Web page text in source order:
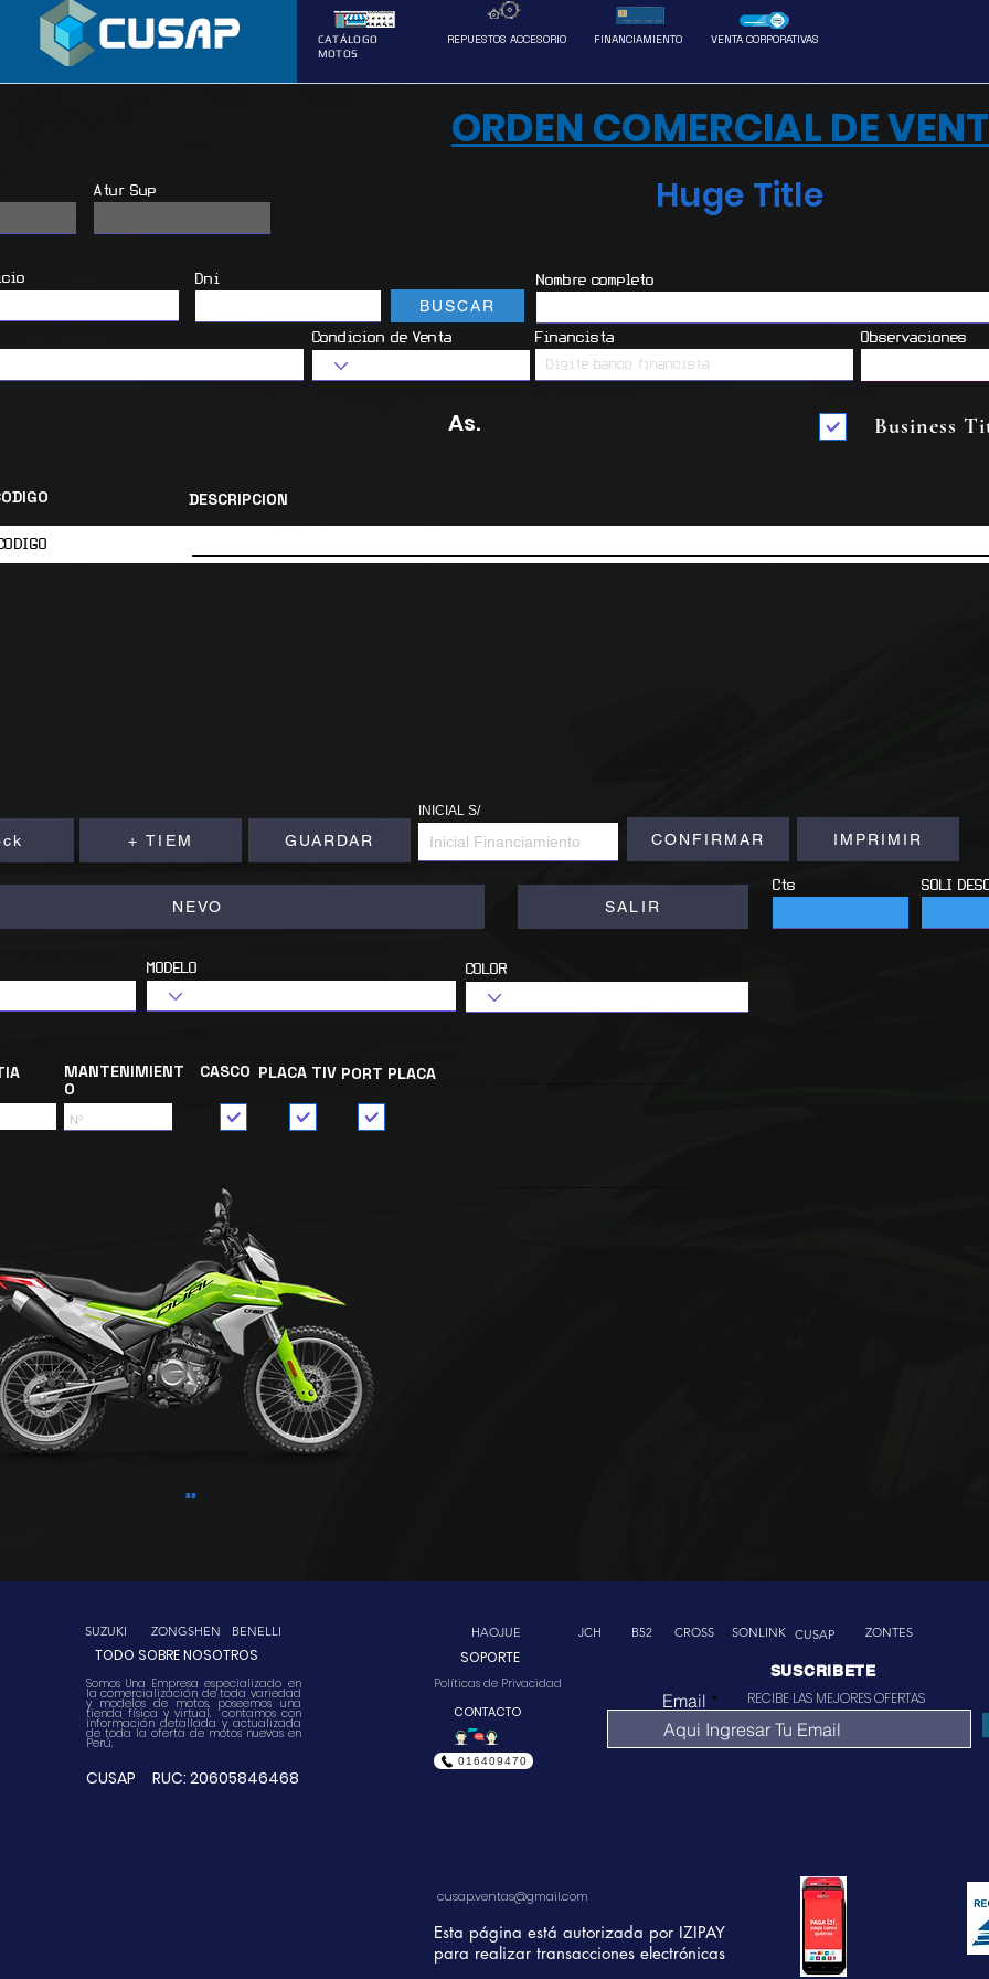
CATÁLOGO
MOTOS
REPUESTOS ACCESORIO FINANCIAMIENTO VENTA CORPORATIVAS
Atur Sup
ORDEN COMERCIAL DE
Huge Title
Dni
BUSCAR
Nombre completo
Condicion de Venta Financista Observaciones
As. Business
DESCRIPCION
+ TIEM GUARDAR
INICIAL S/
CONFIRMAR IMPRIMIR
NEVO SALIR
Cts SOLI
MODELO COLOR
MANTENIMIENT
O
CASCO PLACA TIV PORT PLACA
..
SUZUKI
ZONGSHEN BENELLI
TODO SOBRE NOSOTROS
Somos Una Empresa especializado en
la comercialización de toda variedad
y modelos de motos, poseemos una
tienda física y virtual. contamos con
información detallada y actualizada
de toda la oferta de motos nuevas en
Perú.
CUSAP RUC: 20605846468
HAOJUE
SOPORTE
Políticas de Privacidad
CONTACTO
016409470
JCH B52 CROSS SONLINK CUSAP ZONTES
SUSCRIBETE
RECIBE LAS MEJORES OFERTAS
Email
cusap.ventas@gmail.com
Esta página está autorizada por IZIPAY
para realizar transacciones electrónicas